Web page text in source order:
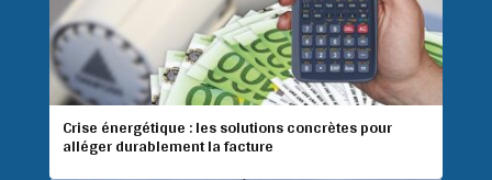
Crise énergétique : les solutions concrètes pour
alléger durablement la facture